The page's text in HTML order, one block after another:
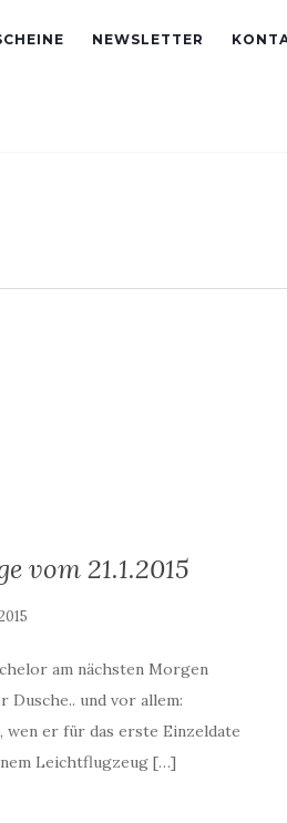
NEWSLETTER
vom 21.1.2015
am nächsten Morgen
Dusche.. und vor allem:
er für das erste Einzeldate
Leichtflugzeug […]